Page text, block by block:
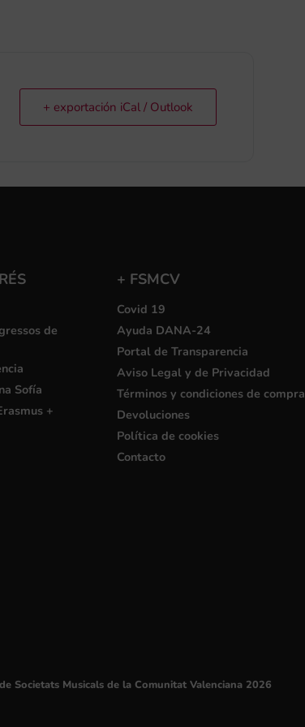
+ exportación iCal / Outlook
de
Sofía
+
+ FSMCV
Covid 19
Ayuda DANA-24
Portal de Transparencia
Aviso Legal y de Privacidad
Términos y condiciones de compra
Devoluciones
Política de cookies
Contacto
Societats Musicals de la Comunitat Valenciana 2026